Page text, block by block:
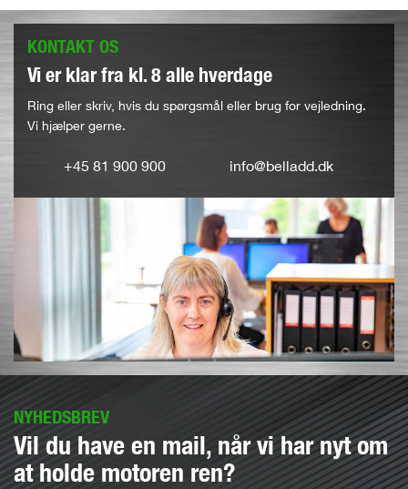
KONTAKT OS
Vi er klar fra kl. 8 alle hverdage
Ring eller skriv, hvis du spørgsmål eller brug for vejledning.
Vi hjælper gerne.
+45 81 900 900 info@belladd.dk
NYHEDSBREV
Vil du have en mail, når vi har nyt om
at holde motoren ren?